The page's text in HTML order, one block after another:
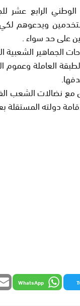
الرابع عشر
ويدعوهم
على حد سواء .
الجماهير الشعبية
العاملة وعموم
مع نضالات الشعب
دولته المستقلة
WhatsApp